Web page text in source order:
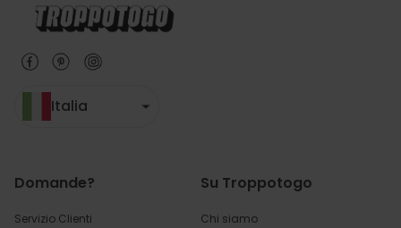
Italia
Domande?
Servizio Clienti
Su Troppotogo
Chi siamo